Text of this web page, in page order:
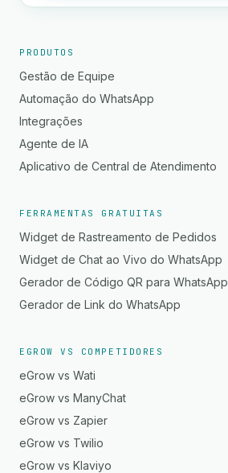
PRODUTOS
Gestão de Equipe
Automação do WhatsApp
Integrações
Agente de IA
Aplicativo de Central de Atendimento
FERRAMENTAS GRATUITAS
Widget de Rastreamento de Pedidos
Widget de Chat ao Vivo do WhatsApp
Gerador de Código QR para WhatsApp
Gerador de Link do WhatsApp
EGROW VS COMPETIDORES
eGrow vs Wati
eGrow vs ManyChat
eGrow vs Zapier
eGrow vs Twilio
eGrow vs Klaviyo